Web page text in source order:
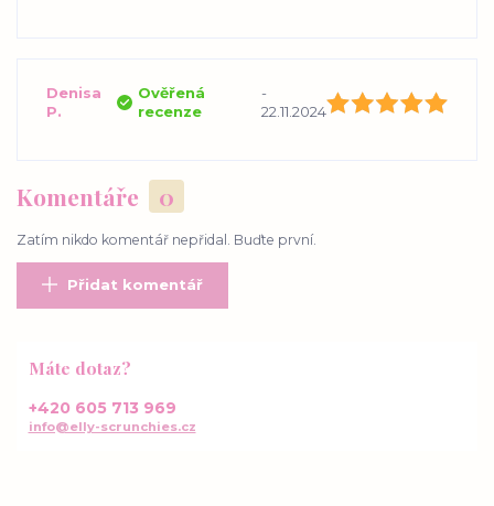
Denisa
P.
Ověřená
recenze
-
22.11.2024
Komentáře 0
Zatím nikdo komentář nepřidal. Buďte první.
Přidat komentář
Máte dotaz?
+420 605 713 969
info@elly-scrunchies.cz